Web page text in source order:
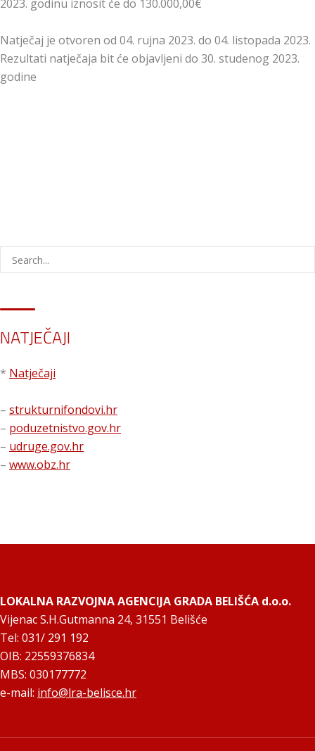
2023. godinu iznosit će do 130.000,00€
Natječaj je otvoren od 04. rujna 2023. do 04. listopada 2023.
Rezultati natječaja bit će objavljeni do 30. studenog 2023.
godine
NATJEČAJI
* Natječaji
– strukturnifondovi.hr
– poduzetnistvo.gov.hr
– udruge.gov.hr
– www.obz.hr
LOKALNA RAZVOJNA AGENCIJA GRADA BELIŠĆA d.o.o.
Vijenac S.H.Gutmanna 24, 31551 Belišće
Tel: 031/ 291 192
OIB: 22559376834
MBS: 030177772
e-mail: info@lra-belisce.hr